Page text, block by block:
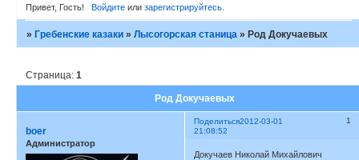
Привет, Гость! Войдитеили зарегистрируйтесь.
»Гребенские казаки »Лысогорская станица »Род Докучаевых
Род Докучаевых
Страница:1
Поделиться 1
2012-03-01
21:08:52
boer
Администратор
Докучаев Николай Михайлович